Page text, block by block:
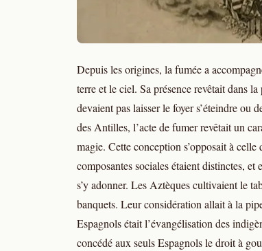
Depuis les origines, la fumée a
terre et le ciel. Sa présence revêtait dans
devaient pas laisser le foyer s’éteindre ou
des Antilles, l’acte de fumer revêtait un
magie. Cette conception s’opposait à
composantes sociales étaient distinctes,
s’y adonner. Les Aztèques cultivaient le
banquets. Leur considération allait à la
Espagnols était l’évangélisation des
concédé aux seuls Espagnols le droit à